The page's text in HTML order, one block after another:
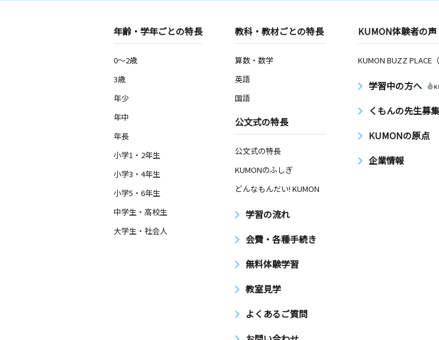
年齢・学年ごとの特長
0～2歳
3歳
年少
年中
年長
小学1・2年生
小学3・4年生
小学5・6年生
中学生・高校生
大学生・社会人
教科・教材ごとの特長
算数・数学
英語
国語
公文式の特長
公文式の特長
KUMONのふしぎ
どんなもんだい! KUMON
学習の流れ
会費・各種手続き
無料体験学習
教室見学
よくあるご質問
KUMON体験者の声
KUMON BUZZ PLACE
学習中の方へ
くもんの先生募集
KUMONの原点
企業情報